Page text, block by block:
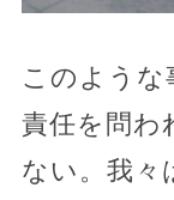
このような
責任を問わ
ない。我々